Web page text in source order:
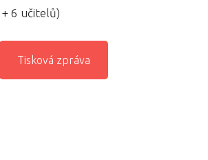
6 učitelů)
Tisková zpráva